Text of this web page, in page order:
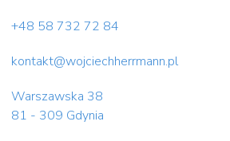
+48 58 732 72 84
kontakt@wojciechherrmann.pl
Warszawska 38
81 - 309 Gdynia